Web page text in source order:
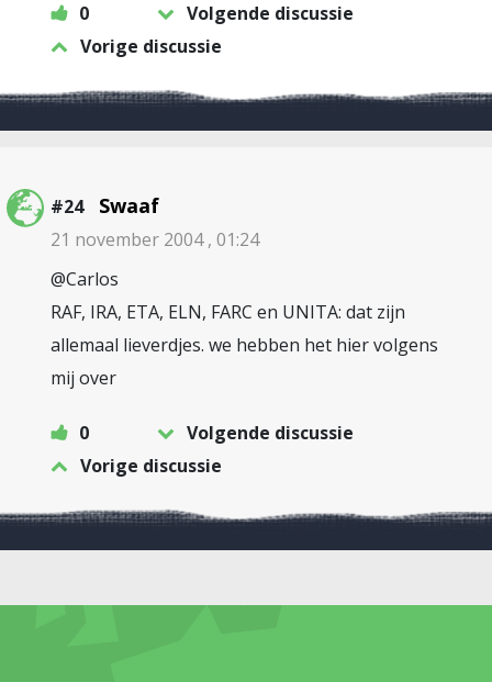
0
Volgende discussie
Vorige discussie
#24 Swaaf
21 november 2004 , 01:24
@Carlos
RAF, IRA, ETA, ELN, FARC en UNITA: dat zijn
allemaal lieverdjes. we hebben het hier volgens
mij over
0
Volgende discussie
Vorige discussie